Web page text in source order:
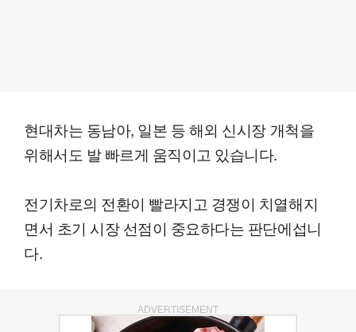
현대차는 동남아, 일본 등 해외 신시장 개척을
위해서도 발 빠르게 움직이고 있습니다.
전기차로의 전환이 빨라지고 경쟁이 치열해지
면서 초기 시장 선점이 중요하다는 판단에섭니
다.
ADVERTISEMENT